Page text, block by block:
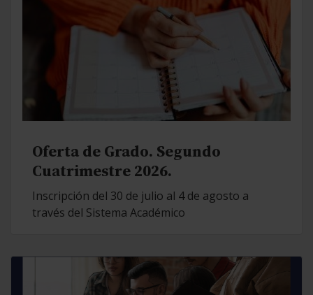
Oferta de Grado. Segundo
Cuatrimestre 2026.
Inscripción del 30 de julio al 4 de agosto a
través del Sistema Académico